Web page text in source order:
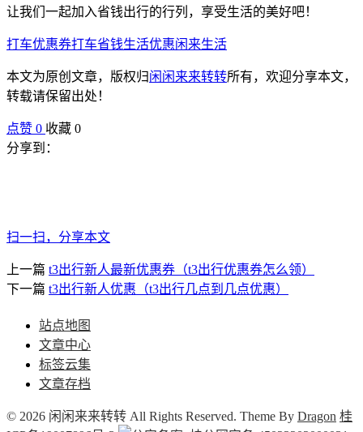
让我们一起加入省钱出行的行列，享受生活的美好吧！
打车优惠券打车省钱生活优惠闲来生活
本文为原创文章，版权归闲闲来来转转所有，欢迎分享本文，
转载请保留出处！
点赞 0 收藏 0
分享到：
扫一扫，分享本文
上一篇 t3出行新人最新优惠券（t3出行优惠券怎么领）
下一篇 t3出行新人优惠（t3出行几点到几点优惠）
站点地图
文章中心
标签云集
文章存档
© 2026 闲闲来来转转 All Rights Reserved. Theme By Dragon 桂